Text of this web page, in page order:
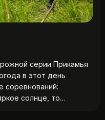
серии Прикамья
в этот день
соревнований:
солнце, то…